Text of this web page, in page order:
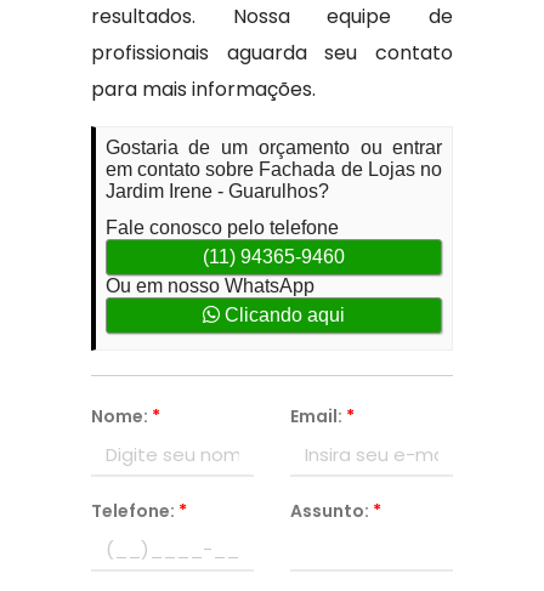
resultados. Nossa equipe de
profissionais aguarda seu contato
para mais informações.
Gostaria de um orçamento ou entrar
em contato sobre Fachada de Lojas no
Jardim Irene - Guarulhos?
Fale conosco pelo telefone
(11) 94365-9460
Ou em nosso WhatsApp
Clicando aqui
Nome: * Email: *
Telefone: * Assunto: *